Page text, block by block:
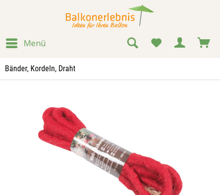
Menü
Bänder, Kordeln, Draht